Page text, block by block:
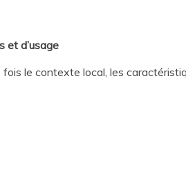
et d’usage
le contexte local, les